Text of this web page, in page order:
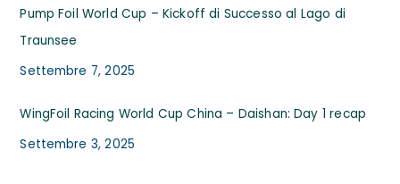
Pump Foil World Cup – Kickoff di Successo al Lago di
Traunsee
Settembre 7, 2025
WingFoil Racing World Cup China – Daishan: Day 1 recap
Settembre 3, 2025